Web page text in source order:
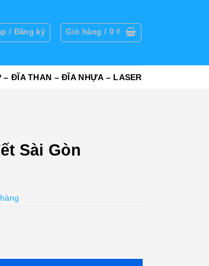
/ Đăng ký Giỏ hàng / 0₫
– ĐĨA THAN – ĐĨA NHỰA – LASER
Sài Gòn
số lượng